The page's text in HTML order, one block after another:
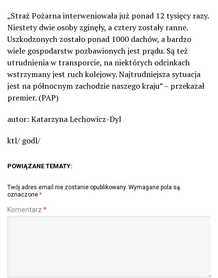
„Straż Pożarna interweniowała już ponad 12 tysięcy razy.
Niestety dwie osoby zginęły, a cztery zostały ranne.
Uszkodzonych zostało ponad 1000 dachów, a bardzo
wiele gospodarstw pozbawionych jest prądu. Są też
utrudnienia w transporcie, na niektórych odcinkach
wstrzymany jest ruch kolejowy. Najtrudniejsza sytuacja
jest na północnym zachodzie naszego kraju” – przekazał
premier. (PAP)
autor: Katarzyna Lechowicz-Dyl
ktl/ godl/
POWIĄZANE TEMATY:
Twój adres email nie zostanie opublikowany. Wymagane pola są
oznaczone *
Komentarz *